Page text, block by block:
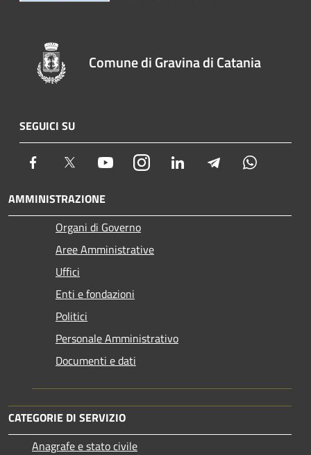
Comune di Gravina di Catania
SEGUICI SU
Facebook Twitter YoutubeInstagram LinkedIn Telegram
AMMINISTRAZIONE
Organi di Governo
Aree Amministrative
Uffici
Enti e fondazioni
Politici
Personale Amministrativo
Documenti e dati
CATEGORIE DI SERVIZIO
Anagrafe e stato civile